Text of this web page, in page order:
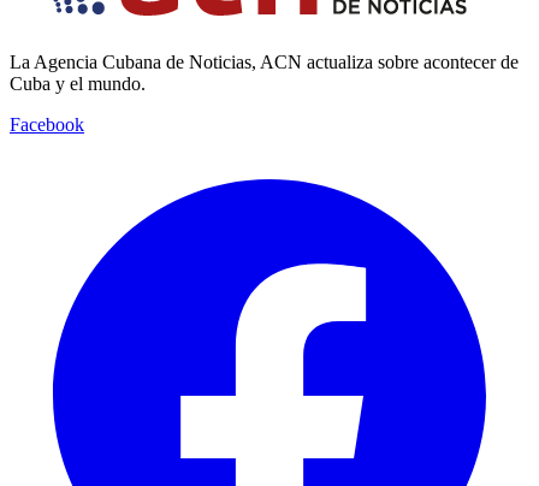
La Agencia Cubana de Noticias, ACN actualiza sobre acontecer de
Cuba y el mundo.
Facebook